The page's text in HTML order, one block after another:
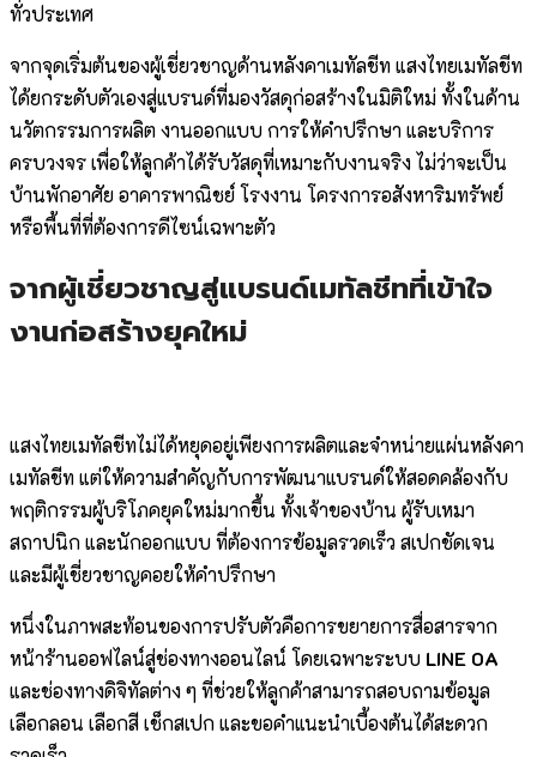
ทั่วประเทศ
จากจุดเริ่มต้นของผู้เชี่ยวชาญด้านหลังคาเมทัลชีท แสงไทยเมทัลชีท
ได้ยกระดับตัวเองสู่แบรนด์ที่มองวัสดุก่อสร้างในมิติใหม่ ทั้งในด้าน
นวัตกรรมการผลิต งานออกแบบ การให้คำปรึกษา และบริการ
ครบวงจร เพื่อให้ลูกค้าได้รับวัสดุที่เหมาะกับงานจริง ไม่ว่าจะเป็น
บ้านพักอาศัย อาคารพาณิชย์ โรงงาน โครงการอสังหาริมทรัพย์
หรือพื้นที่ที่ต้องการดีไซน์เฉพาะตัว
จากผู้เชี่ยวชาญสู่แบรนด์เมทัลชีทที่เข้าใจ
งานก่อสร้างยุคใหม่
แสงไทยเมทัลชีทไม่ได้หยุดอยู่เพียงการผลิตและจำหน่ายแผ่นหลังคา
เมทัลชีท แต่ให้ความสำคัญกับการพัฒนาแบรนด์ให้สอดคล้องกับ
พฤติกรรมผู้บริโภคยุคใหม่มากขึ้น ทั้งเจ้าของบ้าน ผู้รับเหมา
สถาปนิก และนักออกแบบ ที่ต้องการข้อมูลรวดเร็ว สเปกชัดเจน
และมีผู้เชี่ยวชาญคอยให้คำปรึกษา
หนึ่งในภาพสะท้อนของการปรับตัวคือการขยายการสื่อสารจาก
หน้าร้านออฟไลน์สู่ช่องทางออนไลน์ โดยเฉพาะระบบ LINE OA
และช่องทางดิจิทัลต่าง ๆ ที่ช่วยให้ลูกค้าสามารถสอบถามข้อมูล
เลือกลอน เลือกสี เช็กสเปก และขอคำแนะนำเบื้องต้นได้สะดวก